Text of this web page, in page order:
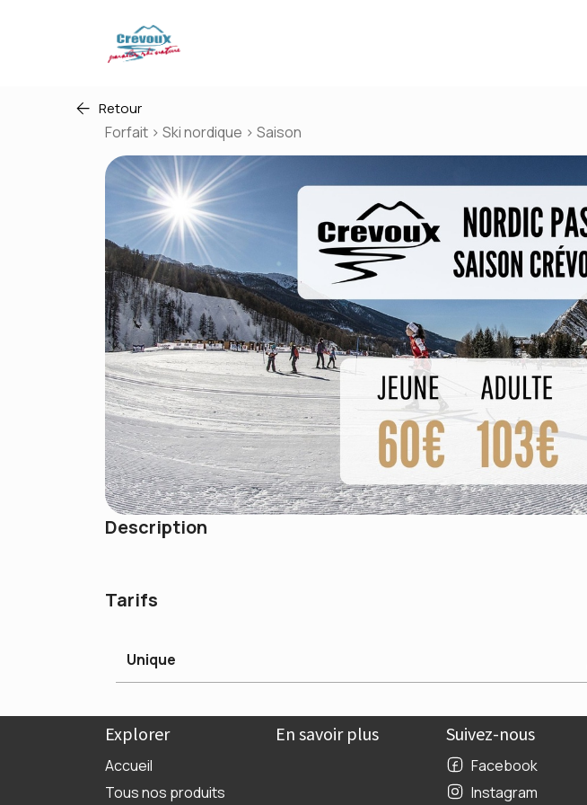
Retour
Forfait > Ski nordique > Saison
Description
Tarifs
Unique
Explorer
Accueil
Tous nos produits
En savoir plus Suivez-nous
Facebook
Instagram